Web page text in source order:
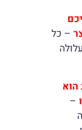
– כל
הוא
–